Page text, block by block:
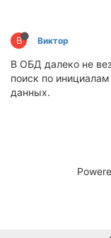
В Виктор
В ОБД далеко не
поиск по
данных.